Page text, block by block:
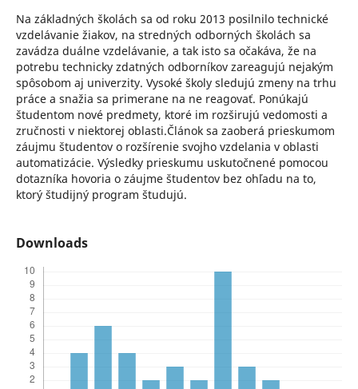
Na základných školách sa od roku 2013 posilnilo technické
vzdelávanie žiakov, na stredných odborných školách sa
zavádza duálne vzdelávanie, a tak isto sa očakáva, že na
potrebu technicky zdatných odborníkov zareagujú nejakým
spôsobom aj univerzity. Vysoké školy sledujú zmeny na trhu
práce a snažia sa primerane na ne reagovať. Ponúkajú
študentom nové predmety, ktoré im rozširujú vedomosti a
zručnosti v niektorej oblasti.Článok sa zaoberá prieskumom
záujmu študentov o rozšírenie svojho vzdelania v oblasti
automatizácie. Výsledky prieskumu uskutočnené pomocou
dotazníka hovoria o záujme študentov bez ohľadu na to,
ktorý študijný program študujú.
Downloads